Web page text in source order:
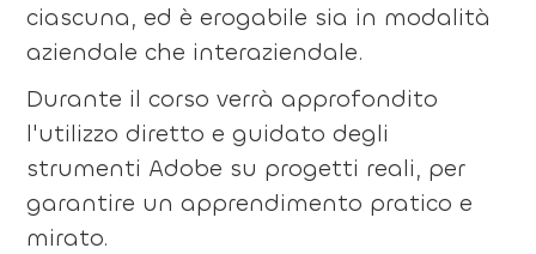
ciascuna, ed è erogabile sia in modalità
aziendale che interaziendale.
Durante il corso verrà approfondito
l'utilizzo diretto e guidato degli
strumenti Adobe su progetti reali, per
garantire un apprendimento pratico e
mirato.